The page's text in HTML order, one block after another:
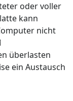
oder voller
kann
nicht
überlasten
ein Austausch